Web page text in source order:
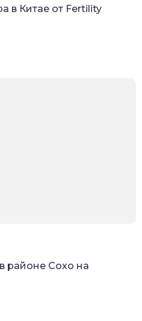
в Китае от Fertility
районе Сохо на